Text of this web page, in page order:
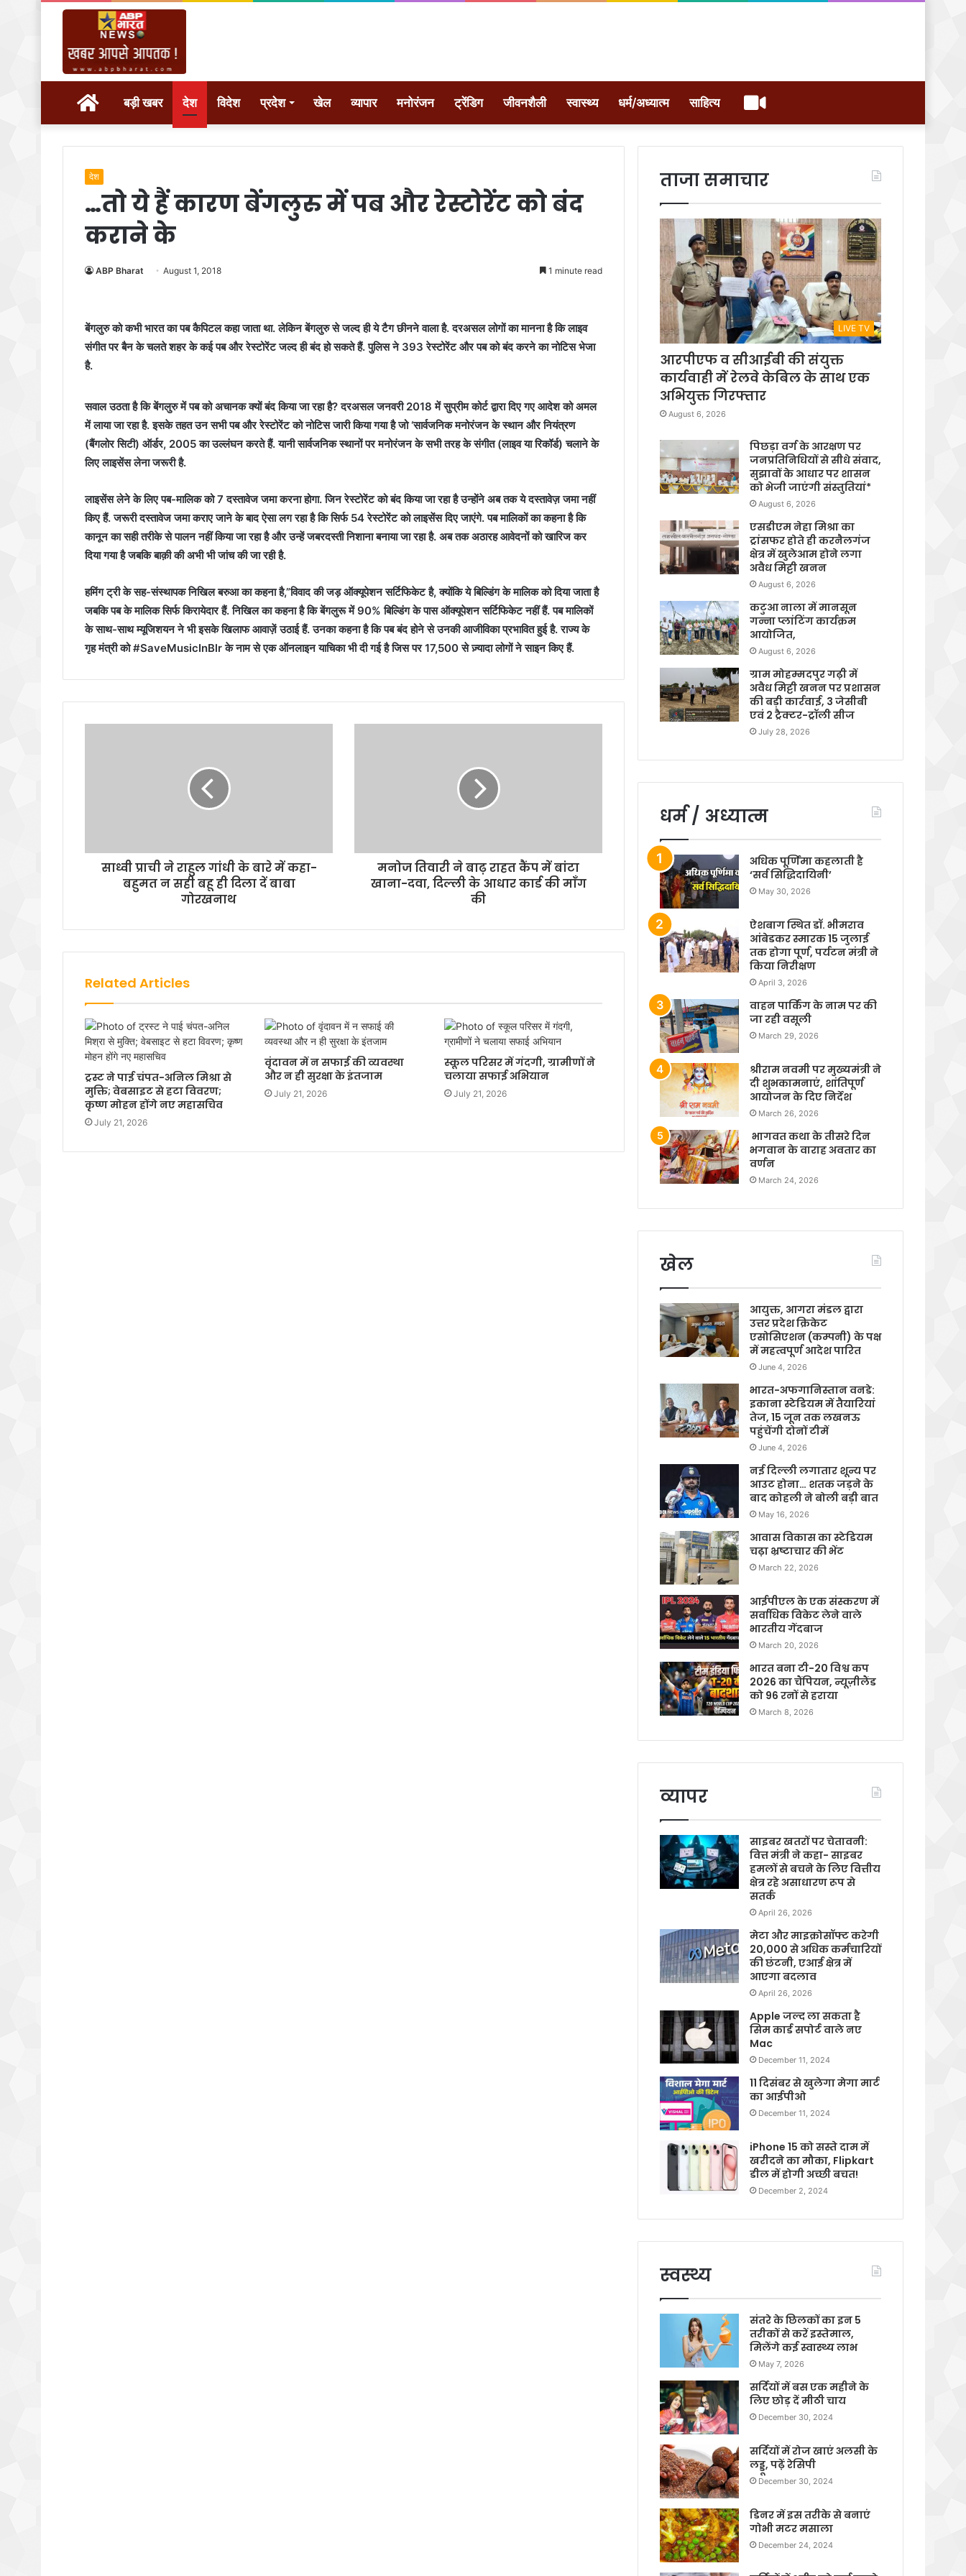
होम बड़ी खबर देश विदेश प्रदेश खेल व्यापार मनोरंजन ट्रेंडिग जीवनशैली स्वास्थ्य धर्म/अध्यात्म साहित्य वीडियो
देश
…तो ये हैं कारण बेंगलुरु में पब और रेस्टोरेंट को बंद
कराने के
ABP Bharat August 1, 2018 1 minute read
बेंगलुरु को कभी भारत का पब कैपिटल कहा जाता था. लेकिन बेंगलुरु से जल्द ही ये टैग छीनने वाला है. दरअसल लोगों का मानना है कि लाइव
संगीत पर बैन के चलते शहर के कई पब और रेस्टोरेंट जल्द ही बंद हो सकते हैं. पुलिस ने 393 रेस्टोरेंट और पब को बंद करने का नोटिस भेजा
है.
सवाल उठता है कि बेंगलुरु में पब को अचानक क्यों बंद किया जा रहा है? दरअसल जनवरी 2018 में सुप्रीम कोर्ट द्वारा दिए गए आदेश को अमल
में लाया जा रहा है. इसके तहत उन सभी पब और रेस्टोरेंट को नोटिस जारी किया गया है जो ‘सार्वजनिक मनोरंजन के स्थान और नियंत्रण
(बैंगलोर सिटी) ऑर्डर, 2005 का उल्लंघन करते हैं. यानी सार्वजनिक स्थानों पर मनोरंजन के सभी तरह के संगीत (लाइव या रिकॉर्ड) चलाने के
लिए लाइसेंस लेना जरूरी है.
लाइसेंस लेने के लिए पब-मालिक को 7 दस्तावेज जमा करना होगा. जिन रेस्टोरेंट को बंद किया जा रहा है उन्होंने अब तक ये दस्तावेज़ जमा नहीं
किए हैं.जरूरी दस्तावेज जमा कराए जाने के बाद ऐसा लग रहा है कि सिर्फ 54 रेस्टोरेंट को लाइसेंस दिए जाएंगे. पब मालिकों का कहना है कि
कानून का सही तरीके से पालन नहीं किया जा रहा है और उन्हें जबरदस्ती निशाना बनाया जा रहा है. अब तक अठारह आवेदनों को खारिज कर
दिया गया है जबकि बाक़ी की अभी भी जांच की जा रही है.
हमिंग ट्री के सह-संस्थापक निखिल बरुआ का कहना है,”विवाद की जड़ ऑक्यूपेशन सर्टिफिकेट है, क्योंकि ये बिल्डिंग के मालिक को दिया जाता है
जबकि पब के मालिक सिर्फ किरायेदार हैं. निखिल का कहना है कि बेंगलुरू में 90% बिल्डिंग के पास ऑक्यूपेशन सर्टिफिकेट नहीं हैं.पब मालिकों
के साथ-साथ म्यूजिशयन ने भी इसके खिलाफ आवाज़ें उठाई हैं. उनका कहना है कि पब बंद होने से उनकी आजीविका प्रभावित हुई है. राज्य के
गृह मंत्री को #SaveMusicInBlr के नाम से एक ऑनलाइन याचिका भी दी गई है जिस पर 17,500 से ज़्यादा लोगों ने साइन किए हैं.
साध्वी प्राची ने राहुल गांधी के बारे में कहा-
बहुमत न सही बहू ही दिला दें बाबा
गोरखनाथ
मनोज तिवारी ने बाढ़ राहत कैंप में बांटा
खाना-दवा, दिल्ली के आधार कार्ड की माँग
की
Related Articles
ट्रस्ट ने पाई चंपत-अनिल मिश्रा से
मुक्ति; वेबसाइट से हटा विवरण;
कृष्ण मोहन होंगे नए महासचिव
July 21, 2026
वृंदावन में न सफाई की व्यवस्था
और न ही सुरक्षा के इंतजाम
July 21, 2026
स्कूल परिसर में गंदगी, ग्रामीणों ने
चलाया सफाई अभियान
July 21, 2026
ताजा समाचार
LIVE TV
आरपीएफ व सीआईबी की संयुक्त
कार्यवाही में रेलवे केबिल के साथ एक
अभियुक्त गिरफ्तार
August 6, 2026
पिछड़ा वर्ग के आरक्षण पर
जनप्रतिनिधियों से सीधे संवाद,
सुझावों के आधार पर शासन
को भेजी जाएंगी संस्तुतियां*
August 6, 2026
एसडीएम नेहा मिश्रा का
ट्रांसफर होते ही करनैलगंज
क्षेत्र में खुलेआम होने लगा
अवैध मिट्टी खनन
August 6, 2026
कटुआ नाला में मानसून
गन्ना प्लांटिंग कार्यक्रम
आयोजित,
August 6, 2026
ग्राम मोहम्मदपुर गढ़ी में
अवैध मिट्टी खनन पर प्रशासन
की बड़ी कार्रवाई, 3 जेसीबी
एवं 2 ट्रैक्टर-ट्रॉली सीज
July 28, 2026
धर्म / अध्यात्म
अधिक पूर्णिमा कहलाती है
‘सर्व सिद्धिदायिनी’
May 30, 2026
ऐशबाग स्थित डॉ. भीमराव
आंबेडकर स्मारक 15 जुलाई
तक होगा पूर्ण, पर्यटन मंत्री ने
किया निरीक्षण
April 3, 2026
वाहन पार्किंग के नाम पर की
जा रही वसूली
March 29, 2026
श्रीराम नवमी पर मुख्यमंत्री ने
दी शुभकामनाएं, शांतिपूर्ण
आयोजन के दिए निर्देश
March 26, 2026
भागवत कथा के तीसरे दिन
भगवान के वाराह अवतार का
वर्णन
March 24, 2026
खेल
आयुक्त, आगरा मंडल द्वारा
उत्तर प्रदेश क्रिकेट
एसोसिएशन (कम्पनी) के पक्ष
में महत्वपूर्ण आदेश पारित
June 4, 2026
भारत-अफगानिस्तान वनडे:
इकाना स्टेडियम में तैयारियां
तेज, 15 जून तक लखनऊ
पहुंचेंगी दोनों टीमें
June 4, 2026
नई दिल्ली लगातार शून्य पर
आउट होना… शतक जड़ने के
बाद कोहली ने बोली बड़ी बात
May 16, 2026
आवास विकास का स्टेडियम
चढ़ा भ्रष्टाचार की भेंट
March 22, 2026
आईपीएल के एक संस्करण में
सर्वाधिक विकेट लेने वाले
भारतीय गेंदबाज
March 20, 2026
भारत बना टी-20 विश्व कप
2026 का चैंपियन, न्यूज़ीलैंड
को 96 रनों से हराया
March 8, 2026
व्यापर
साइबर खतरों पर चेतावनी:
वित्त मंत्री ने कहा- साइबर
हमलों से बचने के लिए वित्तीय
क्षेत्र रहे असाधारण रूप से
सतर्क
April 26, 2026
मेटा और माइक्रोसॉफ्ट करेगी
20,000 से अधिक कर्मचारियों
की छंटनी, एआई क्षेत्र में
आएगा बदलाव
April 26, 2026
Apple जल्द ला सकता है
सिम कार्ड सपोर्ट वाले नए
Mac
December 11, 2024
11 दिसंबर से खुलेगा मेगा मार्ट
का आईपीओ
December 11, 2024
iPhone 15 को सस्ते दाम में
खरीदने का मौका, Flipkart
डील में होगी अच्छी बचत!
December 2, 2024
स्वस्थ्य
संतरे के छिलकों का इन 5
तरीकों से करें इस्तेमाल,
मिलेंगे कई स्वास्थ्य लाभ
May 7, 2026
सर्दियों में बस एक महीने के
लिए छोड़ दें मीठी चाय
December 30, 2024
सर्दियों में रोज खाएं अलसी के
लड्डू, पढ़ें रेसिपी
December 30, 2024
डिनर में इस तरीके से बनाएं
गोभी मटर मसाला
December 24, 2024